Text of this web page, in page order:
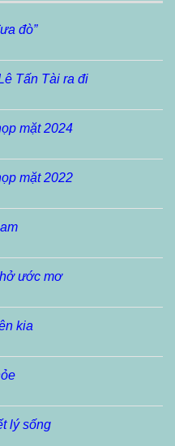
đò”
Tấn Tài ra đi
mặt 2024
mặt 2022
ước mơ
kia
lý sống